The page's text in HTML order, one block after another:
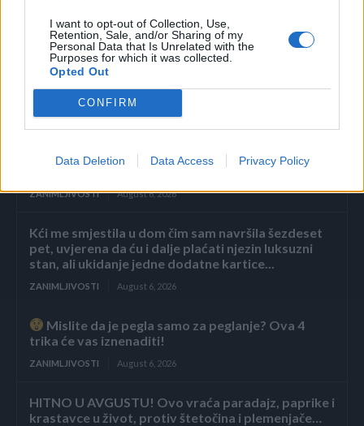
I want to opt-out of Collection, Use,
Retention, Sale, and/or Sharing of my
Personal Data that Is Unrelated with the
Purposes for which it was collected.
Opted Out
CONFIRM
Data Deletion Data Access Privacy Policy
Povezano
sekunde u sekundu postajalo sve bliđe bijeloj boji
ZANIMLJIVOSTI August 6, 2026
Kći me smjestila u dom čim sam navršila šezdeset
pet, uvjerena da ću i dalje plaćati njezin luksuzni
stan, ali ukidanje jedne dodatne kartice...
ZANIMLJIVOSTI August 6, 2026
Mislite da je pegla samo za peglanje? Ova 4
trika će vas iznenaditi!
ZANIMLJIVOSTI August 6, 2026
HITNO U AVGUSTU! Ovo vraća paradajz, paprike i
krastavce u život, protiv štetočina i plemenjače…